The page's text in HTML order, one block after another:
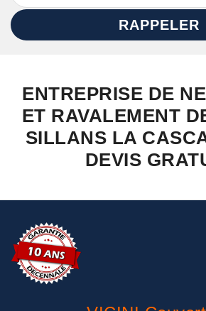
ENTREPRISE DE
ET RAVALEMENT
SILLANS LA
DEVIS